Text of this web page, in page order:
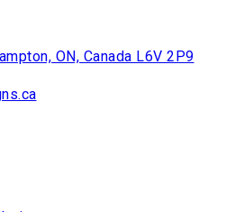
ON, Canada L6V 2P9